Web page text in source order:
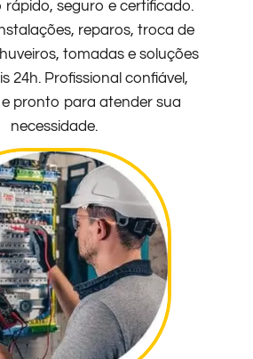
seguro e certificado.
reparos, troca de
tomadas e soluções
24h. Profissional confiável,
pronto para atender sua
necessidade.